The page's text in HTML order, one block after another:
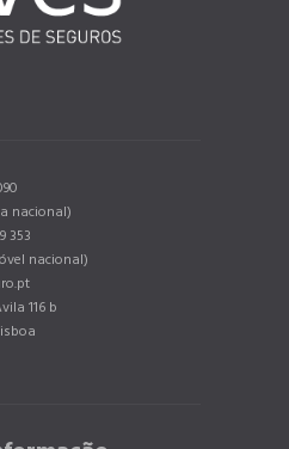
nacional)
353
nacional)
116 b